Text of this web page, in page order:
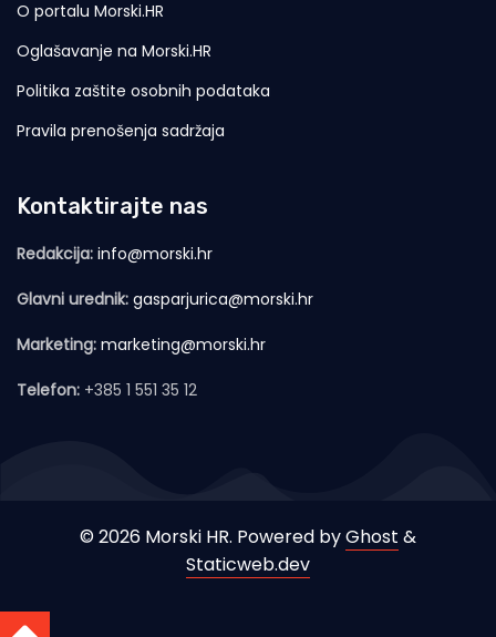
O portalu Morski.HR
Oglašavanje na Morski.HR
Politika zaštite osobnih podataka
Pravila prenošenja sadržaja
Kontaktirajte nas
Redakcija: info@morski.hr
Glavni urednik: gasparjurica@morski.hr
Marketing: marketing@morski.hr
Telefon: +385 1 551 35 12
© 2026 Morski HR. Powered byGhost &
Staticweb.dev